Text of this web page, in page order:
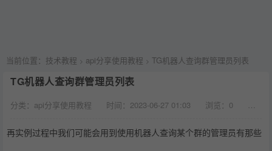
当前位置： 技术教程 > api分享使用教程 > TG机器人查询群管理员列表
TG机器人查询群管理员列表
分类：api分享使用教程 时间：2023-06-27 01:03 浏览： 0 评论
再实例过程中我们可能会用到使用机器人查询某个群的管理员有那些